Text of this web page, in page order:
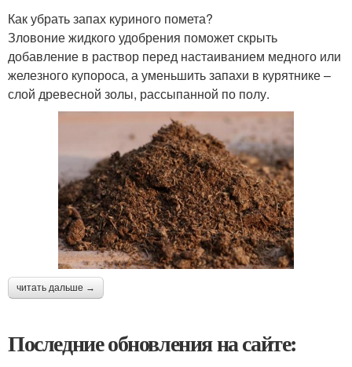
Как убрать запах куриного помета?
Зловоние жидкого удобрения поможет скрыть
добавление в раствор перед настаиванием медного или
железного купороса, а уменьшить запахи в курятнике –
слой древесной золы, рассыпанной по полу.
читать дальше →
Последние обновления на сайте: